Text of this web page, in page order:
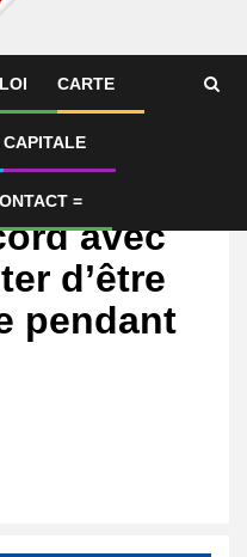
CARTE
CAPITALE
=
avoir
avec
d’être
pendant